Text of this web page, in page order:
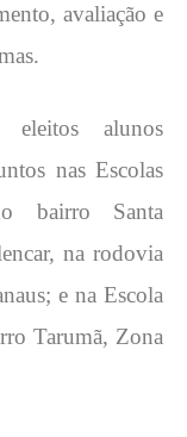
avaliação e
eleitos alunos
nas Escolas
bairro Santa
na rodovia
e na Escola
Tarumã, Zona